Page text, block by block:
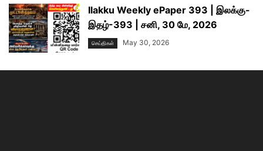
Ilakku Weekly ePaper 393 | இலக்கு-
இதழ்-393 | சனி, 30 மே, 2026
செய்திகள் May 30, 2026